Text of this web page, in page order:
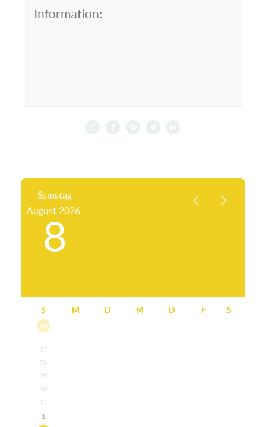
Information:
Samstag
August 2026
8
S M D M D F S
26
27
28
29
30
31
1